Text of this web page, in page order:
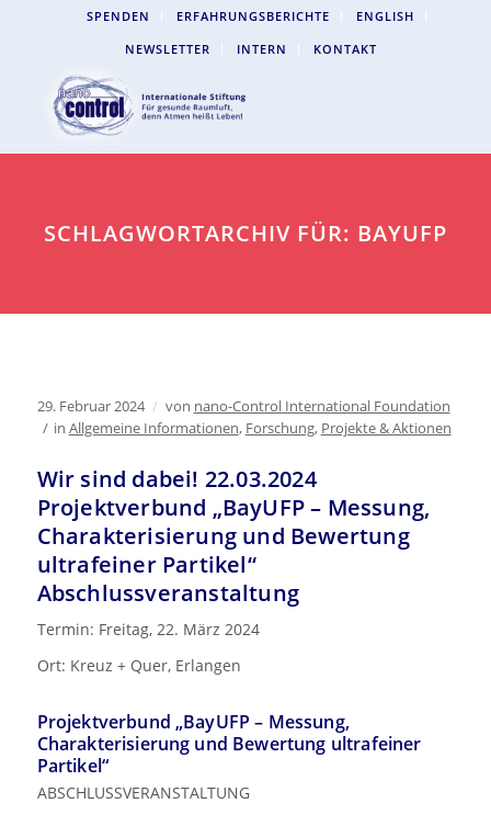
SPENDEN ERFAHRUNGSBERICHTE
ENGLISH
NEWSLETTER
INTERN KONTAKT
SCHLAGWORTARCHIV FÜR: BAYUFP
29. Februar 2024 / von nano-Control International Foundation
/ in Allgemeine Informationen, Forschung, Projekte & Aktionen
Wir sind dabei! 22.03.2024
Projektverbund „BayUFP – Messung,
Charakterisierung und Bewertung
ultrafeiner Partikel“
Abschlussveranstaltung
Termin: Freitag, 22. März 2024
Ort: Kreuz + Quer, Erlangen
Projektverbund „BayUFP – Messung,
Charakterisierung und Bewertung ultrafeiner
Partikel“
ABSCHLUSSVERANSTALTUNG